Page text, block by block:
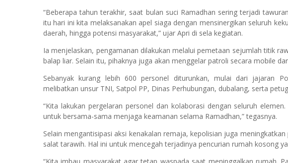
“Beberapa tahun terakhir, saat bulan suci Ramadhan sering terjadi
itu hari ini kita melaksanakan apel siaga dengan mensinergikan seluruh
daerah, hingga potensi masyarakat,” ujar Apri di sela kegiatan.
Ia menjelaskan, pengamanan dilakukan melalui pemetaan sejumlah titik
balap liar. Selain itu, pihaknya juga akan menggelar patroli secara mobile
Sebanyak kurang lebih 600 personel diturunkan, mulai dari jajaran
melibatkan unsur TNI, Satpol PP, Dinas Perhubungan, dubalang, serta
“Kita lakukan pergelaran personel dan kolaborasi dengan seluruh
untuk bersama-sama menjaga keamanan selama Ramadhan,” tegasnya.
Selain mengantisipasi aksi kenakalan remaja, kepolisian juga
salat tarawih. Hal ini untuk mencegah terjadinya pencurian rumah kosong